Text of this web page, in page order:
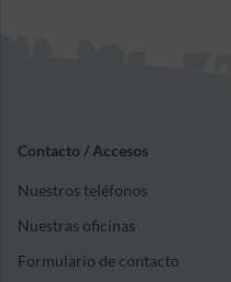
Contacto / Accesos
Nuestros teléfonos
Nuestras oficinas
Formulario de contacto